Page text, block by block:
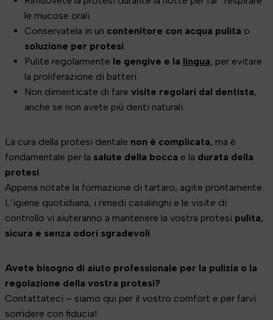
le mucose orali.
Conservatela in un contenitore con acqua pulita o
soluzione per protesi.
Pulite regolarmente le gengive e la lingua, per evitare
la proliferazione di batteri.
Non dimenticate di fare visite regolari dal dentista,
anche se non avete più denti naturali.
La cura della protesi dentale non è complicata, ma è
fondamentale per la salute della bocca e la durata della
protesi.
Appena notate la formazione di tartaro, agite prontamente.
L’igiene quotidiana, i rimedi casalinghi e le visite di
controllo vi aiuteranno a mantenere la vostra protesi pulita,
sicura e senza odori sgradevoli.
Avete bisogno di aiuto professionale per la pulizia o la
regolazione della vostra protesi?
Contattateci – siamo qui per il vostro comfort e per farvi
sorridere con fiducia!